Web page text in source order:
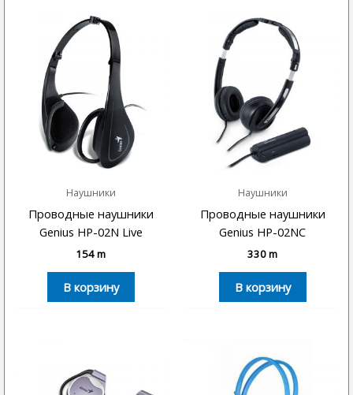
Наушники
Проводные наушники
Genius HP-02N Live
154m
В корзину
Наушники
Проводные наушники
Genius HP-02NC
330m
В корзину